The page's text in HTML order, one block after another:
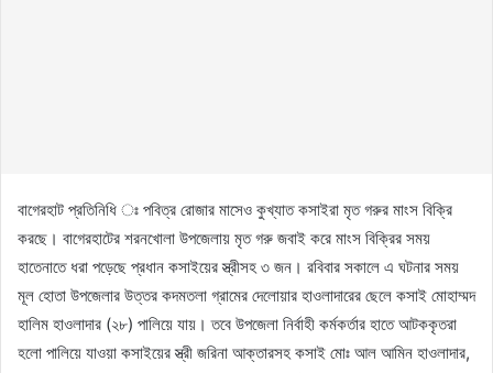
বাগেরহাট প্রতিনিধি ঃ পবিত্র রোজার মাসেও কুখ্যাত কসাইরা মৃত গরুর মাংস বিক্রি
করছে। বাগেরহাটের শরনখোলা উপজেলায় মৃত গরু জবাই করে মাংস বিক্রির সময়
হাতেনাতে ধরা পড়েছে প্রধান কসাইয়ের স্ত্রীসহ ৩ জন। রবিবার সকালে এ ঘটনার সময়
মূল হোতা উপজেলার উত্তর কদমতলা গ্রামের দেলোয়ার হাওলাদারের ছেলে কসাই মোহাম্মদ
হালিম হাওলাদার (২৮) পালিয়ে যায়। তবে উপজেলা নির্বাহী কর্মকর্তার হাতে আটককৃতরা
হলো পালিয়ে যাওয়া কসাইয়ের স্ত্রী জরিনা আক্তারসহ কসাই মোঃ আল আমিন হাওলাদার,